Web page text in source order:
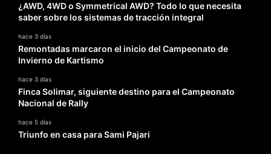
¿AWD, 4WD o Symmetrical AWD? Todo lo que necesita
saber sobre los sistemas de tracción integral
hace 3 días
Remontadas marcaron el inicio del Campeonato de
Invierno de Kartismo
hace 3 días
Finca Solimar, siguiente destino para el Campeonato
Nacional de Rally
hace 5 días
Triunfo en casa para Sami Pajari